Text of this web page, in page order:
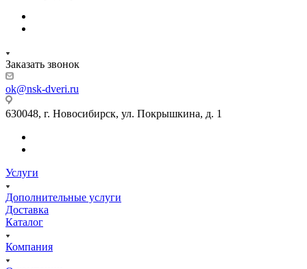
Заказать звонок
ok@nsk-dveri.ru
630048, г. Новосибирск, ул. Покрышкина, д. 1
Услуги
Дополнительные услуги
Доставка
Каталог
Компания